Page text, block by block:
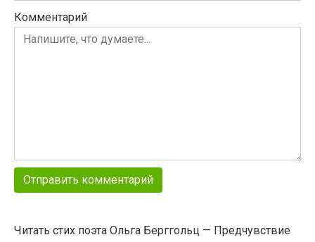
Комментарий
Читать стих поэта Ольга Берггольц — Предчувствие